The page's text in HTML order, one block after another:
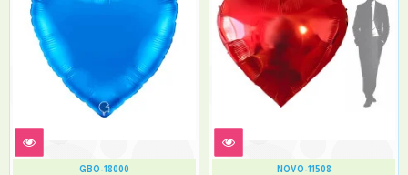
NOVO-11508
GBO-18000